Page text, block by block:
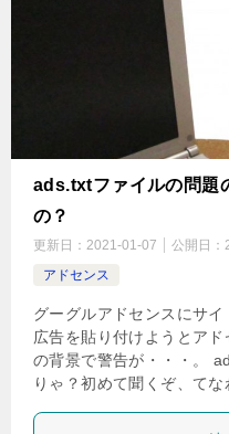
ads.txtファイルの問題
の？
更新日： 2021-01-07 公開日：
アドセンス
グーグルアドセンスにサ
広告を貼り付けようとア
の背景で警告が・・・。
りゃ？初めて聞くぞ、て